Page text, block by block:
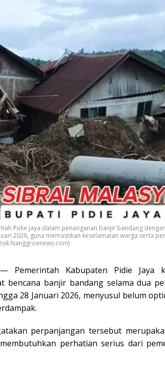
Pidie Jaya dalam penanganan banjir bandang dengan
2026, guna memastikan keselamatan warga serta
Pemerintah Kabupaten Pidie Jaya
bencana banjir bandang selama dua
28 Januari 2026, menyusul belum
perpanjangan tersebut
perhatian serius dari